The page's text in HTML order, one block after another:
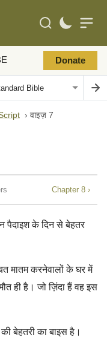
Donate
› वाइज़ 7
Chapter 8 ›
पैदाइश के दिन से बेहतर
मातम करनेवालों के घर में
ही है। जो ज़िंदा हैं वह इस
बेहतरी का बाइस है।